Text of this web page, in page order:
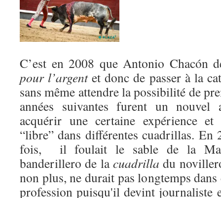
C’est en 2008 que Antonio Chacón
pour l’argentet donc de passer à la
sans même attendre la possibilité de
années suivantes furent un nouvel
acquérir une certaine expérience
“libre” dans différentes cuadrillas. En
fois, il foulait le sable de la
banderillero de lacuadrilla du
non plus, ne durait pas longtemps
profession puisqu'il devint journaliste